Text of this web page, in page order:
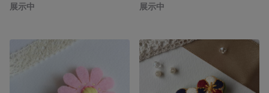
展示中 展示中